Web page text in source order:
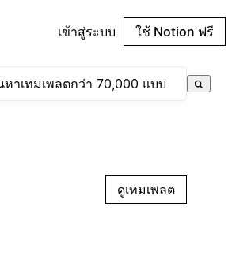
เข้าสู่ระบบ ใช้ Notion ฟรี
ดูเทมเพลต